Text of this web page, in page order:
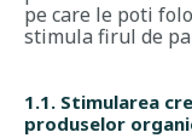
pe care le poti
stimula firul de
1.1. Stimularea
produselor